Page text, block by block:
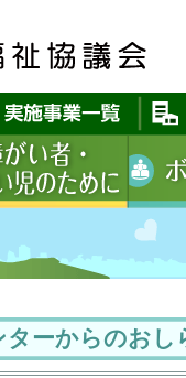
ーからのおし